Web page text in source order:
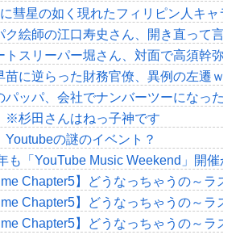
に彗星の如く現れたフィリピン人キャラ
ク絵師の江口寿史さん、開き直って言
トスリーパー堀さん、対面で高須幹弥
苗に逆らった財務官僚、異例の左遷ｗｗ
パッパ、会社でナンバーツーになった
※杉田さんはねっ子神です
Youtubeの謎のイベント？
も「YouTube Music Weekend」開催
Chapter5】どうなっちゃうの～ラス
Chapter5】どうなっちゃうの～ラス
Chapter5】どうなっちゃうの～ラス